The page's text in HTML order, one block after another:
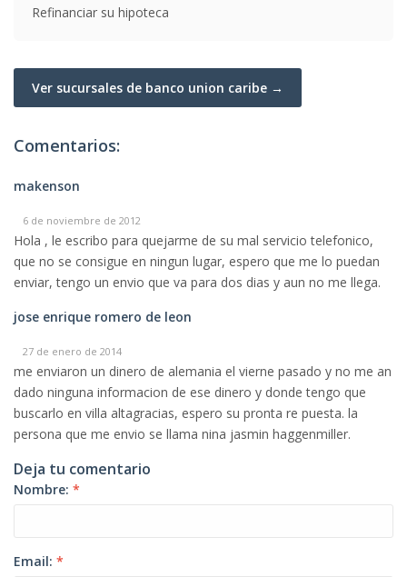
Refinanciar su hipoteca
Ver sucursales de banco union caribe →
Comentarios:
makenson
6 de noviembre de 2012
Hola , le escribo para quejarme de su mal servicio telefonico,
que no se consigue en ningun lugar, espero que me lo puedan
enviar, tengo un envio que va para dos dias y aun no me llega.
jose enrique romero de leon
27 de enero de 2014
me enviaron un dinero de alemania el vierne pasado y no me an
dado ninguna informacion de ese dinero y donde tengo que
buscarlo en villa altagracias, espero su pronta re puesta. la
persona que me envio se llama nina jasmin haggenmiller.
Deja tu comentario
Nombre: *
Email: *